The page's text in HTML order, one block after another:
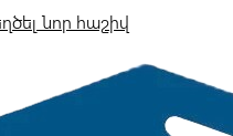
նոր հաշիվ